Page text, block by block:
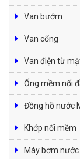
Van bướm
Van cổng
Van điện từ
Ống mềm nối
Đồng hồ nước
Khớp nối mềm
Máy bơm